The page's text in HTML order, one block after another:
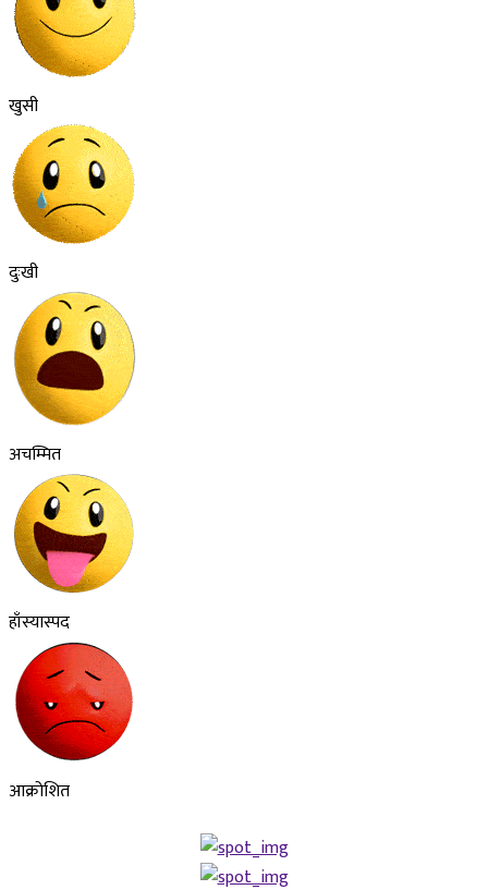
खुसी
दुःखी
अचम्मित
हाँस्यास्पद
आक्रोशित